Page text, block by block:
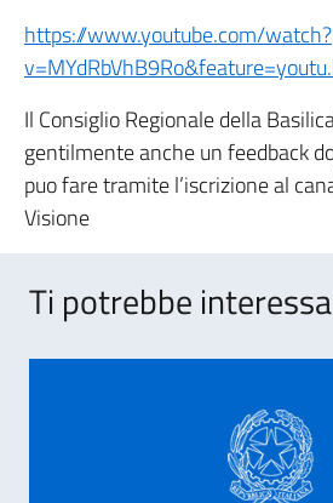
https://www.youtube.com/watch?
Il Consiglio Regionale della
gentilmente anche un feedback
puo fare tramite l’iscrizione al
Visione
Ti potrebbe